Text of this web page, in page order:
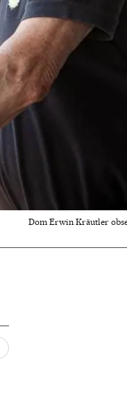
Dom Erwin Kräutler